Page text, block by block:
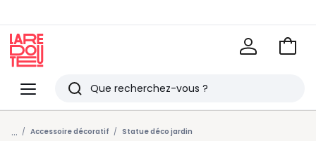
Menu
Redoute
Rechercher
Derniers
articles
Voir
... Accessoire décoratif Statue déco jardin